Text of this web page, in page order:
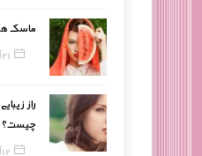
ماسک
21 آگوست, 2017
راز
چیست؟
12 آگوست, 2017